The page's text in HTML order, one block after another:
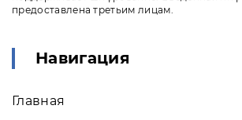
предоставлена третьим лицам.
Навигация
Главная